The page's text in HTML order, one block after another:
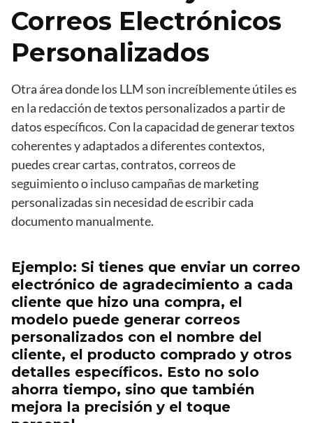
Correos Electrónicos
Personalizados
Otra área donde los LLM son increíblemente útiles es
en la redacción de textos personalizados a partir de
datos específicos. Con la capacidad de generar textos
coherentes y adaptados a diferentes contextos,
puedes crear cartas, contratos, correos de
seguimiento o incluso campañas de marketing
personalizadas sin necesidad de escribir cada
documento manualmente.
Ejemplo: Si tienes que enviar un correo
electrónico de agradecimiento a cada
cliente que hizo una compra, el
modelo puede generar correos
personalizados con el nombre del
cliente, el producto comprado y otros
detalles específicos. Esto no solo
ahorra tiempo, sino que también
mejora la precisión y el toque